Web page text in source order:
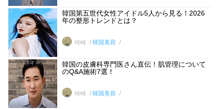
韓国第五世代女性アイドル5人から見る！2026
年の整形トレンドとは？
애배 韓国美容
韓国の皮膚科専門医さん直伝！肌管理について
のQ&A施術7選！
애배 韓国美容